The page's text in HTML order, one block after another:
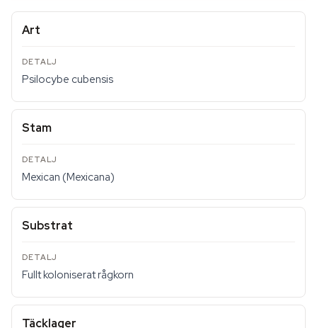
Art
Psilocybe cubensis
Stam
Mexican (Mexicana)
Substrat
Fullt koloniserat rågkorn
Täcklager